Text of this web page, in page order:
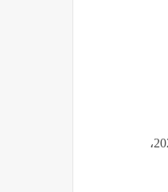
وتابعت الخارجية: تحافظ موسكو والقاهرة على اتصالات منتظمة على أعلى مستوى.. وفي مايو 2025،